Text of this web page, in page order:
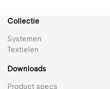
Collectie
Systemen
Textielen
Downloads
Product specs